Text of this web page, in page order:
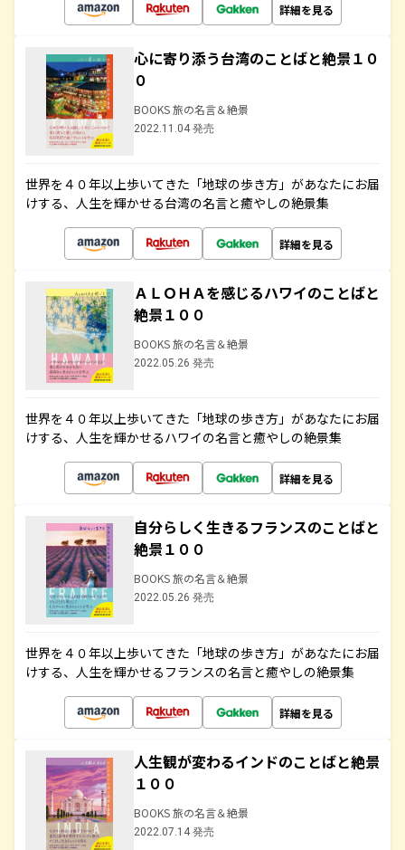
詳細を見る
心に寄り添う台湾のことばと絶景１０
０
BOOKS 旅の名言＆絶景
2022.11.04 発売
世界を４０年以上歩いてきた「地球の歩き方」があなたにお届
けする、人生を輝かせる台湾の名言と癒やしの絶景集
詳細を見る
ＡＬＯＨＡを感じるハワイのことばと
絶景１００
BOOKS 旅の名言＆絶景
2022.05.26 発売
世界を４０年以上歩いてきた「地球の歩き方」があなたにお届
けする、人生を輝かせるハワイの名言と癒やしの絶景集
詳細を見る
自分らしく生きるフランスのことばと
絶景１００
BOOKS 旅の名言＆絶景
2022.05.26 発売
世界を４０年以上歩いてきた「地球の歩き方」があなたにお届
けする、人生を輝かせるフランスの名言と癒やしの絶景集
詳細を見る
人生観が変わるインドのことばと絶景
１００
BOOKS 旅の名言＆絶景
2022.07.14 発売